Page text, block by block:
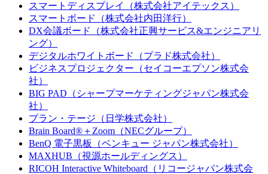
スマートディスプレイ（株式会社アイテックス）
スマートボード（株式会社内田洋行）
DX会議ボード（株式会社正興サービス&エンジニアリ
ング）
デジタルホワイトボード（プラド株式会社）
ビジネスプロジェクター（セイコーエプソン株式会
社）
BIG PAD（シャープマーケティングジャパン株式会
社）
プラン・テージ（日学株式会社）
Brain Board®＋Zoom（NECグループ）
BenQ 電子黒板（ベンキュー ジャパン株式会社）
MAXHUB（視源ホールディングス）
RICOH Interactive Whiteboard（リコージャパン株式会